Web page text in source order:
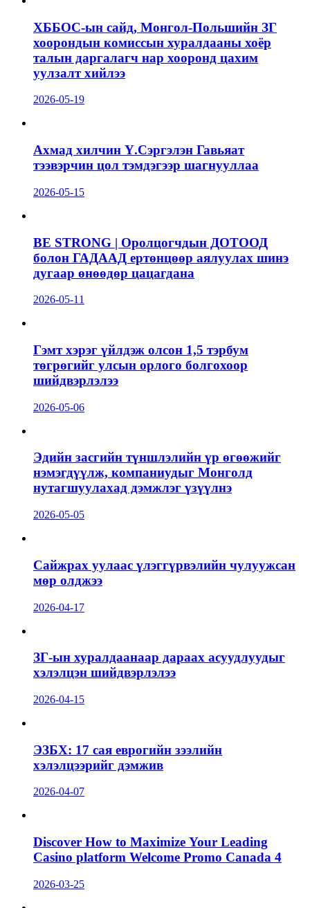
ХББОС-ын сайд, Монгол-Польшийн ЗГ
хоорондын комиссын хуралдааны хоёр
талын даргалагч нар хооронд цахим
уулзалт хийлээ
2026-05-19
Ахмад хилчин Ү.Сэргэлэн Гавьяат
тээвэрчин цол тэмдэгээр шагнууллаа
2026-05-15
BE STRONG | Оролцогчдын ДОТООД
болон ГАДААД ертөнцөөр аялуулах шинэ
дугаар өнөөдөр цацагдана
2026-05-11
Гэмт хэрэг үйлдэж олсон 1,5 тэрбум
төгрөгийг улсын орлого болгохоор
шийдвэрлэлээ
2026-05-06
Эдийн засгийн түншлэлийн үр өгөөжийг
нэмэгдүүлж, компаниудыг Монголд
нутагшуулахад дэмжлэг үзүүлнэ
2026-05-05
Сайжрах уулаас үлэггүрвэлийн чулуужсан
мөр олджээ
2026-04-17
ЗГ-ын хуралдаанаар дараах асуудлуудыг
хэлэлцэн шийдвэрлэлээ
2026-04-15
ЭЗБХ: 17 сая еврогийн зээлийн
хэлэлцээрийг дэмжив
2026-04-07
Discover How to Maximize Your Leading
Casino platform Welcome Promo Canada 4
2026-03-25